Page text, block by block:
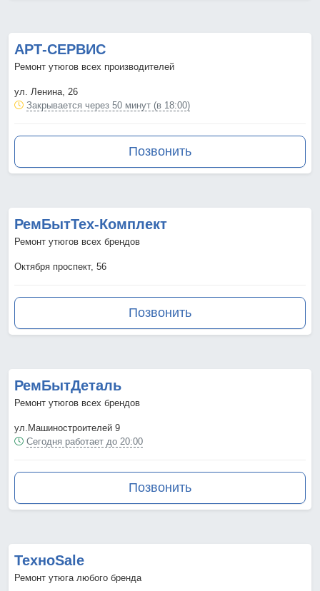
АРТ-СЕРВИС
Ремонт утюгов всех производителей
ул. Ленина, 26
Закрывается через 50 минут (в 18:00)
Позвонить
РемБытТех-Комплект
Ремонт утюгов всех брендов
Октября проспект, 56
Позвонить
РемБытДеталь
Ремонт утюгов всех брендов
ул.Машиностроителей 9
Сегодня работает до 20:00
Позвонить
ТехноSale
Ремонт утюга любого бренда